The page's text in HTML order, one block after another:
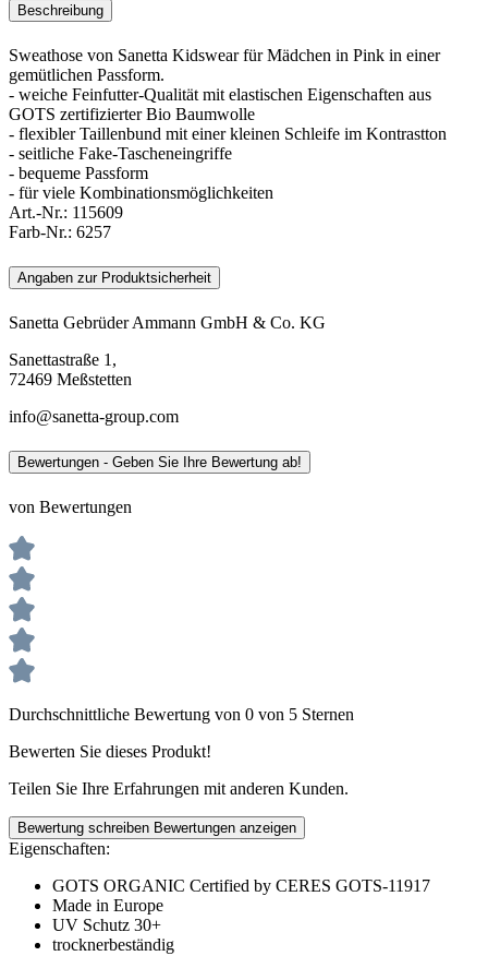
Beschreibung
Sweathose von Sanetta Kidswear für Mädchen in Pink in einer
gemütlichen Passform.
- weiche Feinfutter-Qualität mit elastischen Eigenschaften aus
GOTS zertifizierter Bio Baumwolle
- flexibler Taillenbund mit einer kleinen Schleife im Kontrastton
- seitliche Fake-Tascheneingriffe
- bequeme Passform
- für viele Kombinationsmöglichkeiten
Art.-Nr.: 115609
Farb-Nr.: 6257
Angaben zur Produktsicherheit
Sanetta Gebrüder Ammann GmbH & Co. KG
Sanettastraße 1,
72469 Meßstetten
info@sanetta-group.com
Bewertungen - Geben Sie Ihre Bewertung ab!
von Bewertungen
Durchschnittliche Bewertung von 0 von 5 Sternen
Bewerten Sie dieses Produkt!
Teilen Sie Ihre Erfahrungen mit anderen Kunden.
Bewertung schreiben Bewertungen anzeigen
Eigenschaften:
GOTS ORGANIC Certified by CERES GOTS-11917
Made in Europe
UV Schutz 30+
trocknerbeständig